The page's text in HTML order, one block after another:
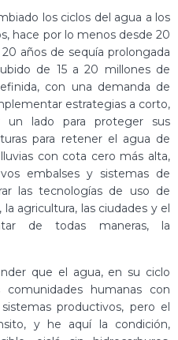
los ciclos del agua a los
hace por lo menos desde 20
años de sequía prolongada
de 15 a 20 millones de
con una demanda de
estrategias a corto,
un lado para proteger sus
para retener el agua de
lluvias con cota cero más alta,
embalses y sistemas de
las tecnologías de uso de
agricultura, las ciudades y el
de todas maneras, la
que el agua, en su ciclo
humanas con
productivos, pero el
y he aquí la condición,